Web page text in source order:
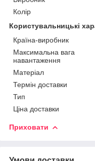
Колір
Користувальницькі
Країна-виробник
Максимальна вага
навантаження
Матеріал
Термін доставки
Тип
Ціна доставки
Приховати